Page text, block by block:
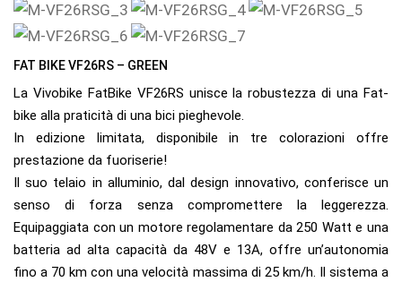
FAT BIKE VF26RS – GREEN
La Vivobike FatBike VF26RS unisce la robustezza di una Fat-
bike alla praticità di una bici pieghevole.
In edizione limitata, disponibile in tre colorazioni offre
prestazione da fuoriserie!
Il suo telaio in alluminio, dal design innovativo, conferisce un
senso di forza senza compromettere la leggerezza.
Equipaggiata con un motore regolamentare da 250 Watt e una
batteria ad alta capacità da 48V e 13A, offre un’autonomia
fino a 70 km con una velocità massima di 25 km/h. Il sistema a